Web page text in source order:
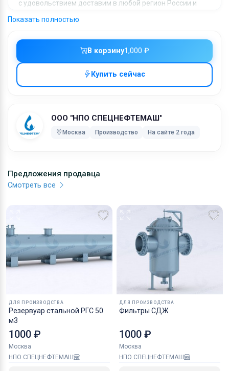
В корзину1,000 ₽
Купить сейчас
ООО "НПО СПЕЦНЕФТЕМАШ"
Москва Производство На сайте 2 года
с удовольствием доставим в любой регион России и
Сроки изготовления и поставки минимальные.
Мы проконсультируем вас по стоимости продукции и
сроках производства. Подробнее на нашем сайте.
Рабочая температура: от 0 до 90°С
Сейсмичность: до 9 баллов
Производитель: ООО НПО &quot;Спецнефтемаш&quot;
Объем: от 3 до 100 (м3)
Внутренний диаметр: 2200 (мм)
Среда в теплообменном устройстве: жидкость
Среда в резервуарах: светлые, темные нефтепродукты
Группа резервуара по ГОСТ: 5а
Срок службы: 10 лет
Материал корпуса: сталь
Рабочее давление: Налив.
трубопроводная арматура, емкостные приборы разного
назначения, резервуарная техника
Показать полностью
Предложения продавца
Смотреть все
ДЛЯ ПРОИЗВОДСТВА
Резервуар стальной РГС 50
м3
1000 ₽
Москва
НПО СПЕЦНЕФТЕМАШ
ДЛЯ ПРОИЗВОДСТВА
Фильтры СДЖ
1000 ₽
Москва
НПО СПЕЦНЕФТЕМАШ